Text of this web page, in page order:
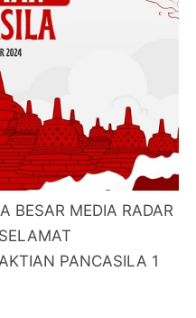
BESAR MEDIA RADAR
PANCASILA 1